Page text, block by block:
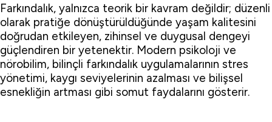
Farkındalık, yalnızca teorik bir kavram değildir; düzenli
olarak pratiğe dönüştürüldüğünde yaşam kalitesini
doğrudan etkileyen, zihinsel ve duygusal dengeyi
güçlendiren bir yetenektir. Modern psikoloji ve
nörobilim, bilinçli farkındalık uygulamalarının stres
yönetimi, kaygı seviyelerinin azalması ve bilişsel
esnekliğin artması gibi somut faydalarını gösterir.